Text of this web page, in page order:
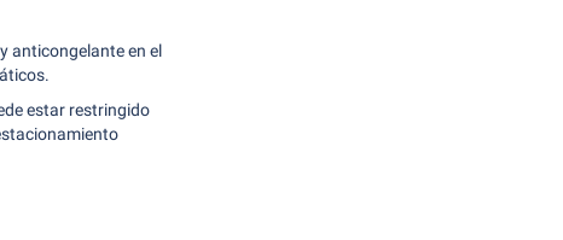
anticongelante en el
estar restringido